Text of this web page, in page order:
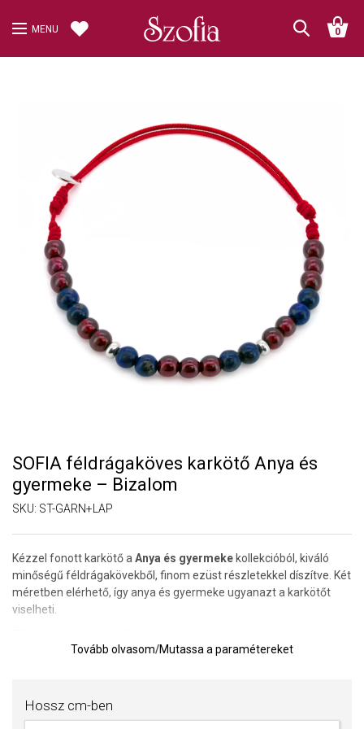
MENU 0
SOFIA féldrágaköves karkötő Anya és
gyermeke – Bizalom
SKU: ST-GARN+LAP
Kézzel fonott karkötő a Anya és gyermeke kollekcióból, kiváló
minőségű féldrágakövekből, finom ezüst részletekkel díszítve. Két
méretben elérhető, így anya és gyermeke ugyanazt a karkötőt
viselheti.
minden kő saját energiát hordoz, amely támogatja a test és a lélek
jadeit.
Tovább olvasom/Mutassa a paramétereket
Hossz cm-ben